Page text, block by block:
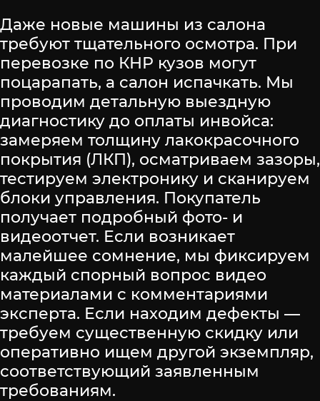
Даже новые машины из салона
требуют тщательного осмотра. При
перевозке по КНР кузов могут
поцарапать, а салон испачкать. Мы
проводим детальную выездную
диагностику до оплаты инвойса:
замеряем толщину лакокрасочного
покрытия (ЛКП), осматриваем зазоры,
тестируем электронику и сканируем
блоки управления. Покупатель
получает подробный фото- и
видеоотчет. Если возникает
малейшее сомнение, мы фиксируем
каждый спорный вопрос видео
материалами с комментариями
эксперта. Если находим дефекты —
требуем существенную скидку или
оперативно ищем другой экземпляр,
соответствующий заявленным
требованиям.